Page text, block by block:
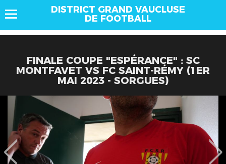
DISTRICT GRAND VAUCLUSE
DE FOOTBALL
FINALE COUPE "ESPÉRANCE" : SC
MONTFAVET VS FC SAINT-RÉMY (1ER
MAI 2023 - SORGUES)